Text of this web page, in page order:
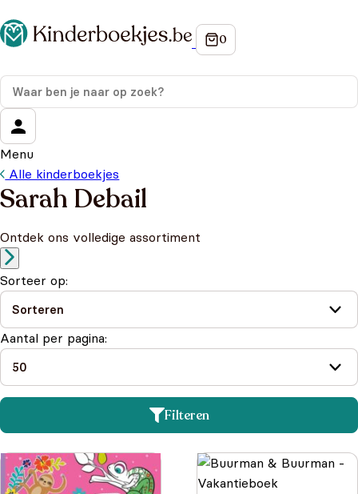
Menu
Alle kinderboekjes
Sarah Debail
Ontdek ons volledige assortiment
Sorteer op:
Aantal per pagina:
Filteren